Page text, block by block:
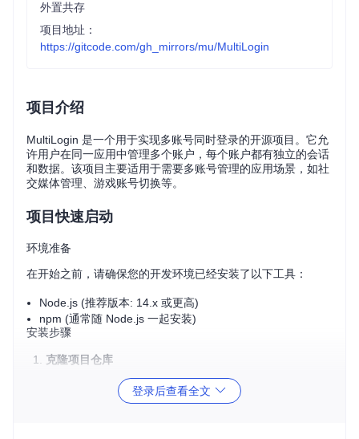
外置共存
项目地址：
https://gitcode.com/gh_mirrors/mu/MultiLogin
项目介绍
MultiLogin 是一个用于实现多账号同时登录的开源项目。它允
许用户在同一应用中管理多个账户，每个账户都有独立的会话
和数据。该项目主要适用于需要多账号管理的应用场景，如社
交媒体管理、游戏账号切换等。
项目快速启动
环境准备
在开始之前，请确保您的开发环境已经安装了以下工具：
Node.js (推荐版本: 14.x 或更高)
npm (通常随 Node.js 一起安装)
安装步骤
克隆项目仓库
登录后查看全文